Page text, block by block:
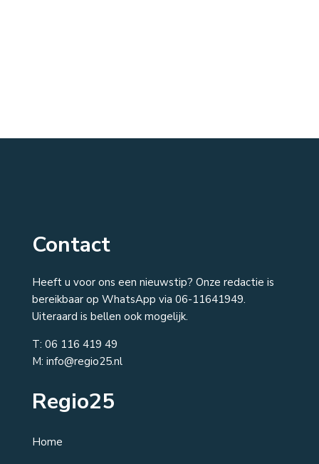
Contact
Heeft u voor ons een nieuwstip? Onze redactie is
bereikbaar op WhatsApp via 06-11641949.
Uiteraard is bellen ook mogelijk.
T: 06 116 419 49
M: info@regio25.nl
Regio25
Home